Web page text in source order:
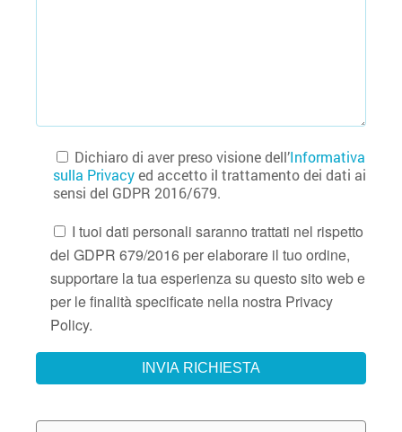
Dichiaro di aver preso visione dell’Informativa
sulla Privacyed accetto il trattamento dei dati ai
sensi del GDPR 2016/679.
I tuoi dati personali saranno trattati nel rispetto
del GDPR 679/2016 per elaborare il tuo ordine,
supportare la tua esperienza su questo sito web e
per le finalità specificate nella nostra Privacy
Policy.